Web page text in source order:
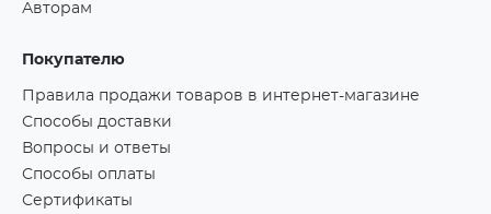
Авторам
Покупателю
Правила продажи товаров в интернет-магазине
Способы доставки
Вопросы и ответы
Способы оплаты
Сертификаты